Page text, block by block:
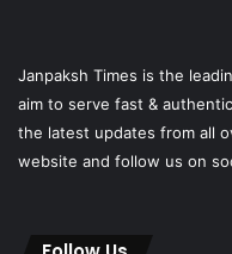
Janpaksh Times is the
aim to serve fast &
the latest updates from all
website and follow us on